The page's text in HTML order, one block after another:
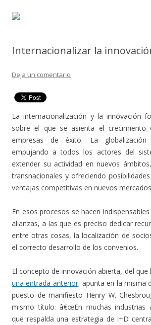
Internacionalizar la
Deja un comentario
La internacionalización y la innovación
sobre el que se asienta el crecimiento
empresas de éxito. La globalización
empujando a todos los actores del
extender su actividad en nuevos
transnacionales y ofreciendo
ventajas competitivas en nuevos
En esos procesos se hacen
alianzas, a las que es preciso dedicar
entre otras cosas, la localización de
el correcto desarrollo de los convenios.
El concepto de innovación abierta, del que
una entrada anterior, apunta en la misma
puesto de manifiesto Henry W.
mismo título: â€œEn muchas industrias
que respalda una estrategia de I+D